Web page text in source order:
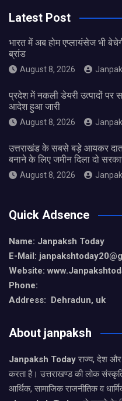
Latest Post
भारत में अब होम एप्लायंसेज भी
ब्रांड
August 8, 2026
प्रदेश में नकली डेयरी उत्पादों पर
आदेश हुआ जारी
August 8, 2026
उत्तराखंड के सबसे बड़े आयकर
बनाने के लिए जमीन दिला दो
August 8, 2026
Quick Adsence
Name: Janpaksh Today
E-Mail:
Website:
Phone:
Address: Dehradun, uk
About janpaksh
Janpaksh Todayराज्य, देश और
करता है। उत्तराखण्ड की लोक
आर्थिक, सामाजिक राजनीतिक व